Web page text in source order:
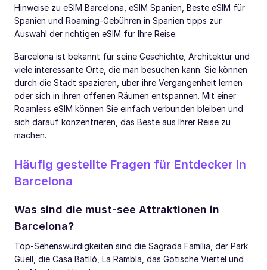
Hinweise zu eSIM Barcelona, eSIM Spanien, Beste eSIM für
Spanien und Roaming-Gebühren in Spanien tipps zur
Auswahl der richtigen eSIM für Ihre Reise.
Barcelona ist bekannt für seine Geschichte, Architektur und
viele interessante Orte, die man besuchen kann. Sie können
durch die Stadt spazieren, über ihre Vergangenheit lernen
oder sich in ihren offenen Räumen entspannen. Mit einer
Roamless eSIM können Sie einfach verbunden bleiben und
sich darauf konzentrieren, das Beste aus Ihrer Reise zu
machen.
Häufig gestellte Fragen für Entdecker in
Barcelona
Was sind die must-see Attraktionen in
Barcelona?
Top-Sehenswürdigkeiten sind die Sagrada Família, der Park
Güell, die Casa Batlló, La Rambla, das Gotische Viertel und